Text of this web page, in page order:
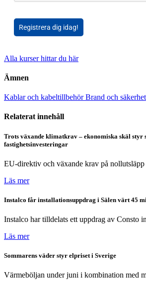
Registrera dig idag!
Alla kurser hittar du här
Ämnen
Kablar och kabeltillbehörBrand och säkerhet
Relaterat innehåll
Trots växande klimatkrav – ekonomiska skäl styr
fastighetsinvesteringar
EU-direktiv och växande krav på nollutsläpp
Läs mer
Instalco får installationsuppdrag i Sälen värt 45
Instalco har tilldelats ett uppdrag av Consto
Läs mer
Sommarens väder styr elpriset i Sverige
Värmeböljan under juni i kombination med